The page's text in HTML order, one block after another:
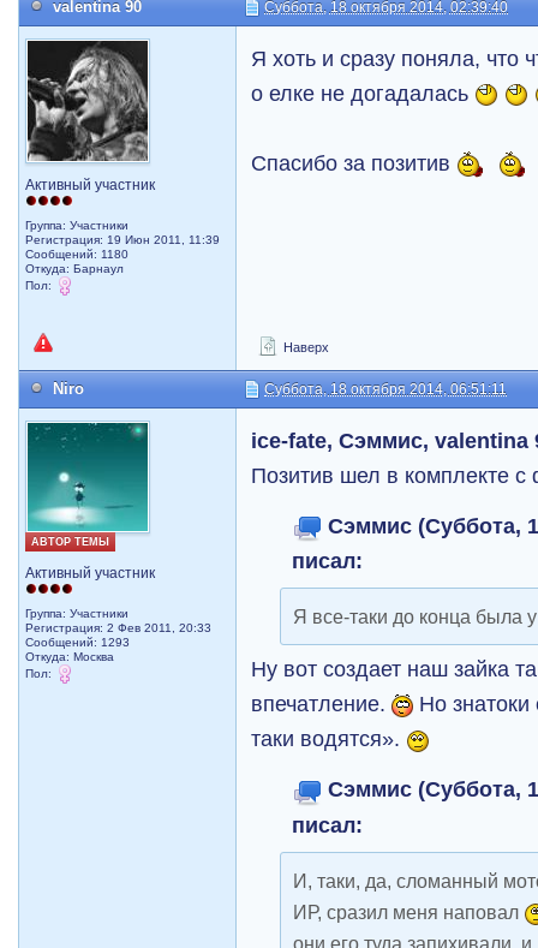
valentina 90 Суббота, 18 октября 2014, 02:39:40
Активный участник
Группа: Участники
Регистрация: 19 Июн 2011, 11:39
Сообщений: 1180
Откуда: Барнаул
Пол:
Я хоть и сразу поняла, что
о елке не догадалась
Спасибо за позитив
Наверх
Niro Суббота, 18 октября 2014, 06:51:11
АВТОР ТЕМЫ
Активный участник
Группа: Участники
Регистрация: 2 Фев 2011, 20:33
Сообщений: 1293
Откуда: Москва
Пол:
ice-fate, Сэммис, valentina
Позитив шел в комплекте
Сэммис (Суббота,
писал:
Я все-таки до конца была
Ну вот создает наш зайка
впечатление.
Но знатоки
таки водятся».
Сэммис (Суббота,
писал:
И, таки, да, сломанный
ИР, сразил меня наповал